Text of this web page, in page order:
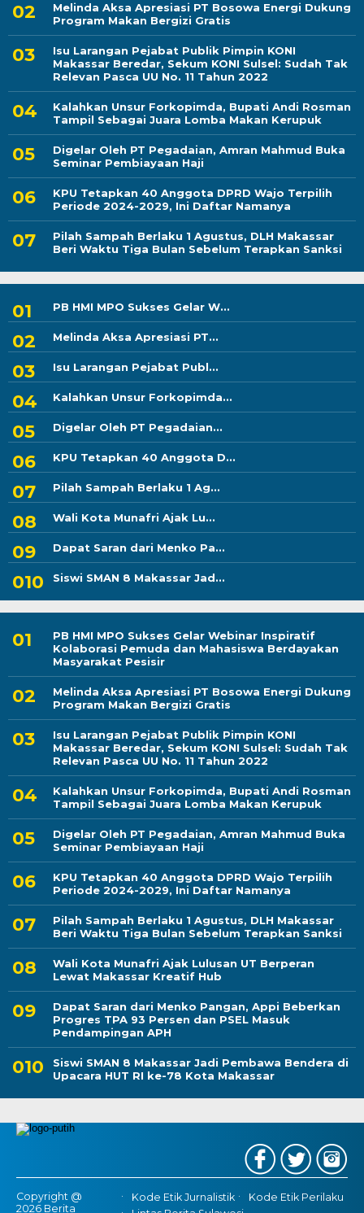
Melinda Aksa Apresiasi PT Bosowa Energi Dukung
Program Makan Bergizi Gratis
Isu Larangan Pejabat Publik Pimpin KONI
Makassar Beredar, Sekum KONI Sulsel: Sudah Tak
Relevan Pasca UU No. 11 Tahun 2022
Kalahkan Unsur Forkopimda, Bupati Andi Rosman
Tampil Sebagai Juara Lomba Makan Kerupuk
Digelar Oleh PT Pegadaian, Amran Mahmud Buka
Seminar Pembiayaan Haji
KPU Tetapkan 40 Anggota DPRD Wajo Terpilih
Periode 2024-2029, Ini Daftar Namanya
Pilah Sampah Berlaku 1 Agustus, DLH Makassar
Beri Waktu Tiga Bulan Sebelum Terapkan Sanksi
PB HMI MPO Sukses Gelar W...
Melinda Aksa Apresiasi PT...
Isu Larangan Pejabat Publ...
Kalahkan Unsur Forkopimda...
Digelar Oleh PT Pegadaian...
KPU Tetapkan 40 Anggota D...
Pilah Sampah Berlaku 1 Ag...
Wali Kota Munafri Ajak Lu...
Dapat Saran dari Menko Pa...
Siswi SMAN 8 Makassar Jad...
PB HMI MPO Sukses Gelar Webinar Inspiratif
Kolaborasi Pemuda dan Mahasiswa Berdayakan
Masyarakat Pesisir
Melinda Aksa Apresiasi PT Bosowa Energi Dukung
Program Makan Bergizi Gratis
Isu Larangan Pejabat Publik Pimpin KONI
Makassar Beredar, Sekum KONI Sulsel: Sudah Tak
Relevan Pasca UU No. 11 Tahun 2022
Kalahkan Unsur Forkopimda, Bupati Andi Rosman
Tampil Sebagai Juara Lomba Makan Kerupuk
Digelar Oleh PT Pegadaian, Amran Mahmud Buka
Seminar Pembiayaan Haji
KPU Tetapkan 40 Anggota DPRD Wajo Terpilih
Periode 2024-2029, Ini Daftar Namanya
Pilah Sampah Berlaku 1 Agustus, DLH Makassar
Beri Waktu Tiga Bulan Sebelum Terapkan Sanksi
Wali Kota Munafri Ajak Lulusan UT Berperan
Lewat Makassar Kreatif Hub
Dapat Saran dari Menko Pangan, Appi Beberkan
Progres TPA 93 Persen dan PSEL Masuk
Pendampingan APH
Siswi SMAN 8 Makassar Jadi Pembawa Bendera di
Upacara HUT RI ke-78 Kota Makassar
Copyright @
2026 Berita
Kode Etik Jurnalistik
Kode Etik Perilaku